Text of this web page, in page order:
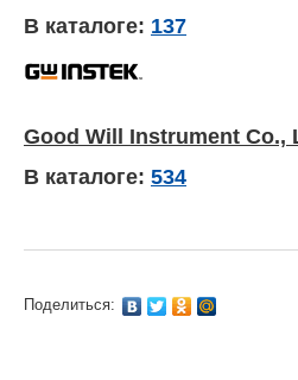
В каталоге: 137
Good Will Instrument Co.,
В каталоге: 534
Поделиться: